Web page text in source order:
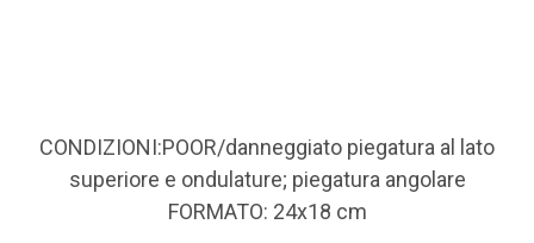
CONDIZIONI:POOR/danneggiato piegatura al lato
superiore e ondulature; piegatura angolare
FORMATO: 24x18 cm